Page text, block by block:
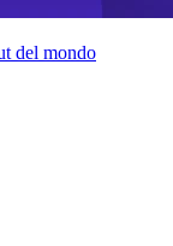
del mondo